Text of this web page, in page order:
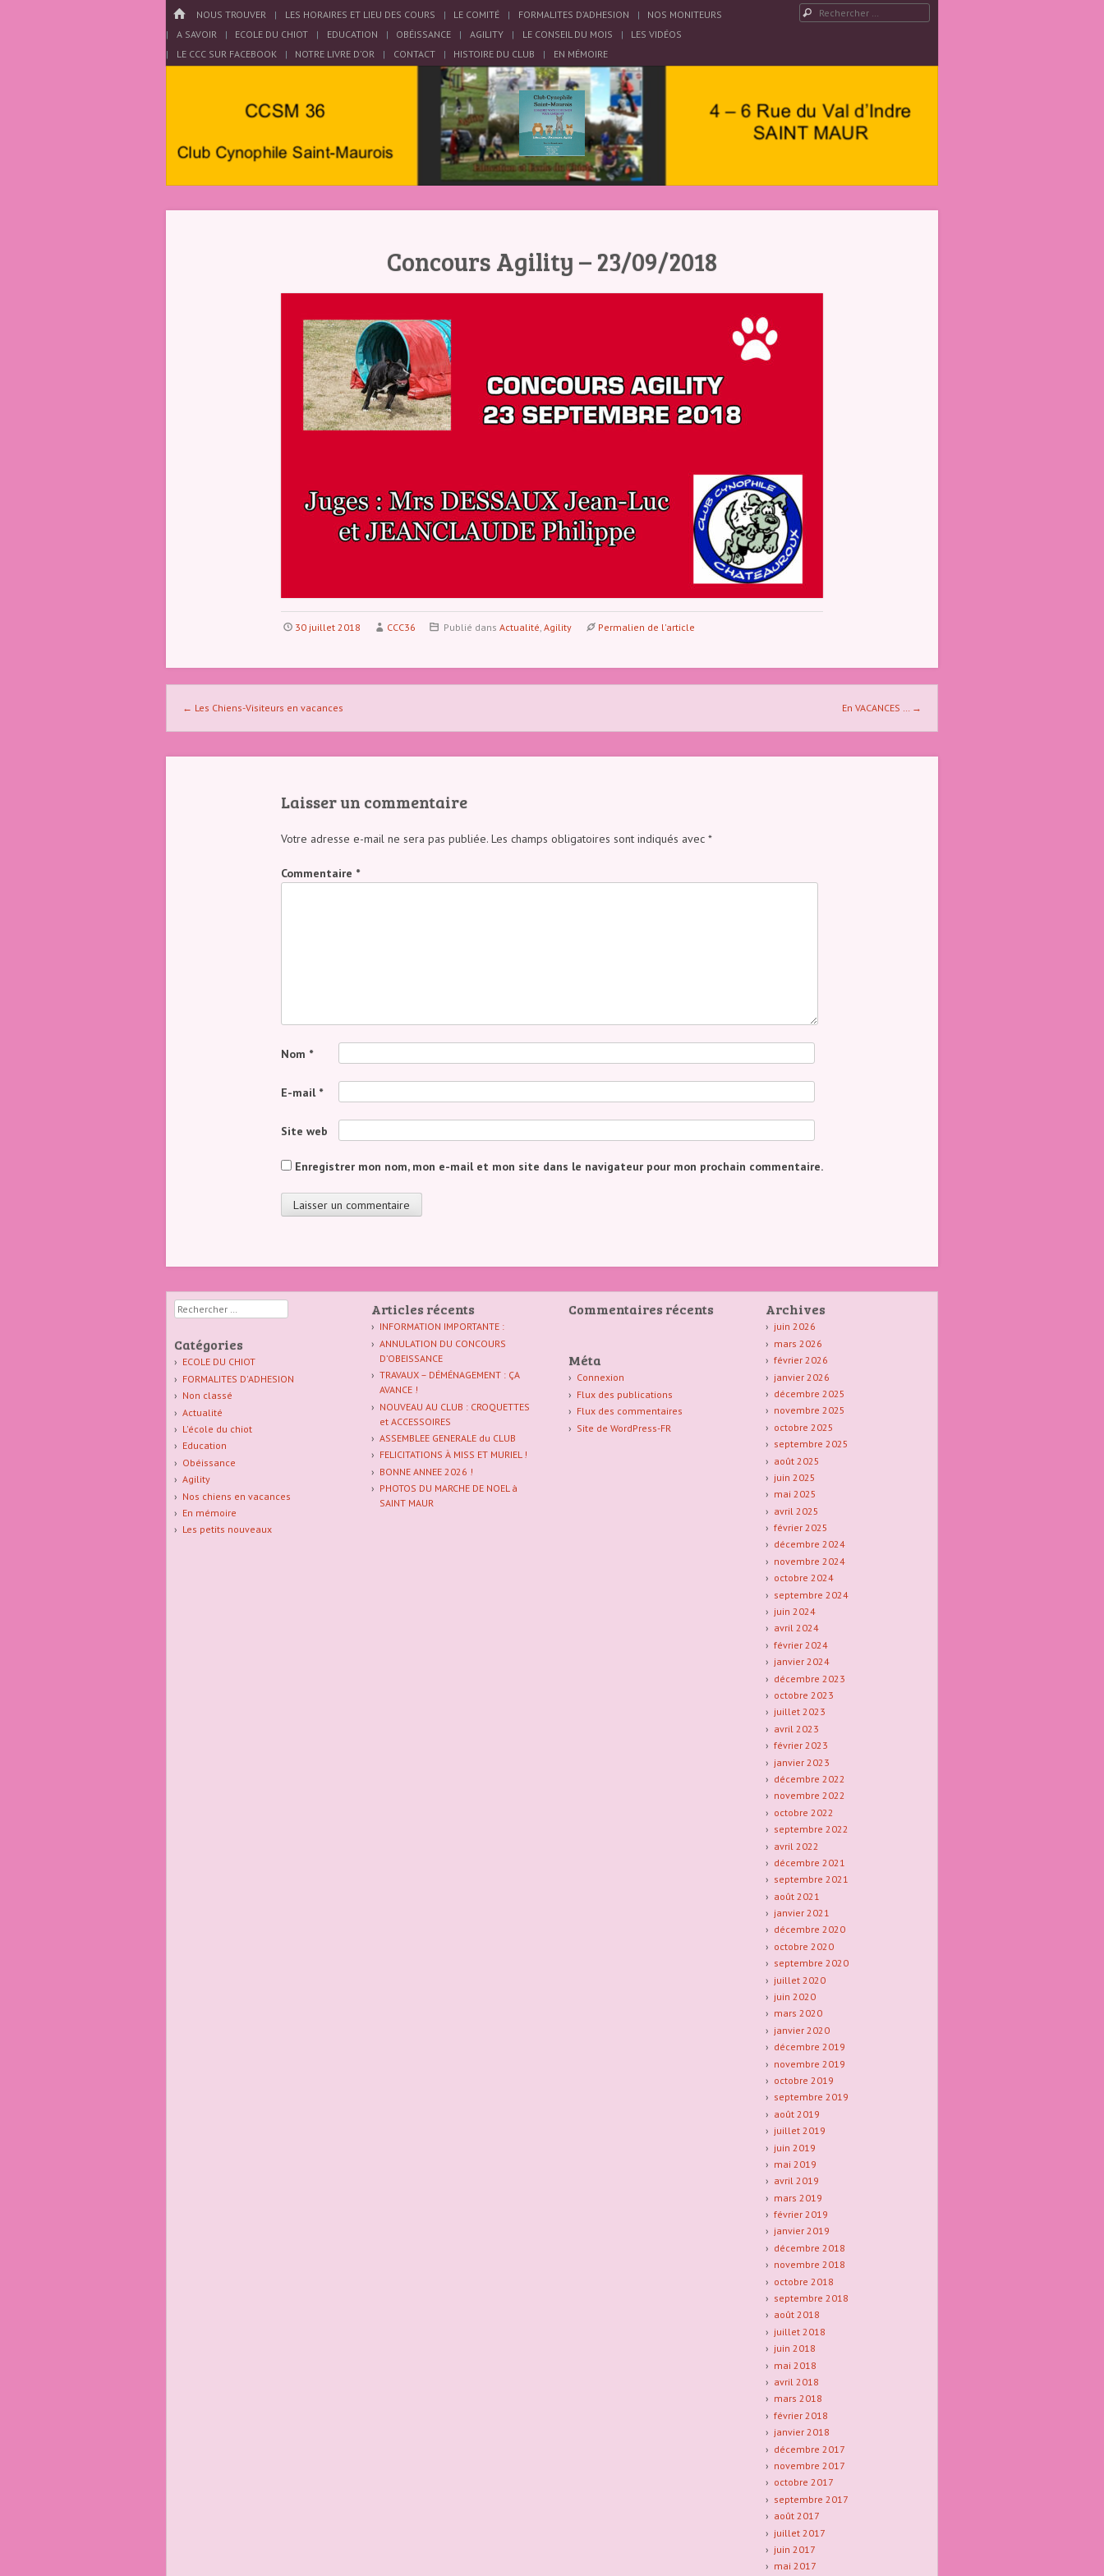
HOME
Menu
PASSER AU CONTENU
NOUS TROUVER LES HORAIRES ET LIEU DES COURS LE COMITÉ FORMALITES D’ADHESION
NOS MONITEURS
A SAVOIR
ECOLE DU CHIOT EDUCATION OBÉISSANCE AGILITY LE CONSEIL DU MOIS
LES VIDÉOS
LE CCC SUR FACEBOOK
NOTRE LIVRE D’OR CONTACT HISTOIRE DU CLUB EN MÉMOIRE
Rechercher
Club
Saint
Maurois –
Indre 36
Concours Agility – 23/09/2018
30 juillet 2018 CCC36 Publié dansActualité,Agility Permalien de l'article
Naviguer dans les articles
← Les Chiens-Visiteurs en vacances En VACANCES … →
Laisser un commentaire
Votre adresse e-mail ne sera pas publiée. Les champs obligatoires sont indiqués avec *
Commentaire *
Nom *
E-mail *
Site web
Enregistrer mon nom, mon e-mail et mon site dans le navigateur pour mon prochain commentaire.
Rechercher Articles récents
INFORMATION IMPORTANTE :
ANNULATION DU CONCOURS
D’OBEISSANCE
TRAVAUX – DÉMÉNAGEMENT : ÇA
AVANCE !
NOUVEAU AU CLUB : CROQUETTES
et ACCESSOIRES
ASSEMBLEE GENERALE du CLUB
FELICITATIONS À MISS ET MURIEL !
BONNE ANNEE 2026 !
PHOTOS DU MARCHE DE NOEL à
SAINT MAUR
Commentaires récents Archives
juin 2026
mars 2026
février 2026
janvier 2026
décembre 2025
novembre 2025
octobre 2025
septembre 2025
août 2025
juin 2025
mai 2025
avril 2025
février 2025
décembre 2024
novembre 2024
octobre 2024
septembre 2024
juin 2024
avril 2024
février 2024
janvier 2024
décembre 2023
octobre 2023
juillet 2023
avril 2023
février 2023
janvier 2023
décembre 2022
novembre 2022
octobre 2022
septembre 2022
avril 2022
décembre 2021
septembre 2021
août 2021
janvier 2021
décembre 2020
octobre 2020
septembre 2020
juillet 2020
juin 2020
mars 2020
janvier 2020
décembre 2019
novembre 2019
octobre 2019
septembre 2019
août 2019
juillet 2019
juin 2019
mai 2019
avril 2019
mars 2019
février 2019
janvier 2019
décembre 2018
novembre 2018
octobre 2018
septembre 2018
août 2018
juillet 2018
juin 2018
mai 2018
avril 2018
mars 2018
février 2018
janvier 2018
décembre 2017
novembre 2017
octobre 2017
septembre 2017
août 2017
juillet 2017
juin 2017
mai 2017
Catégories
ECOLE DU CHIOT
FORMALITES D'ADHESION
Non classé
Actualité
L'école du chiot
Education
Obéissance
Agility
Nos chiens en vacances
En mémoire
Les petits nouveaux
Méta
Connexion
Flux des publications
Flux des commentaires
Site de WordPress-FR